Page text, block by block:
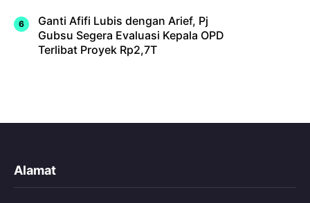
Ganti Afifi Lubis dengan Arief, Pj
Gubsu Segera Evaluasi Kepala OPD
Terlibat Proyek Rp2,7T
Alamat